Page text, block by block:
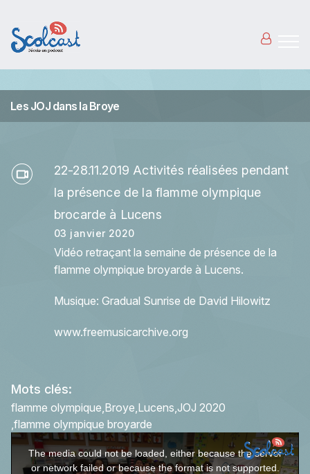
Les JOJ dans la Broye
22-28.11.2019 Activités réalisées pendant
la présence de la flamme olympique
brocarde à Lucens
03 janvier 2020
Vidéo retraçant la semaine de présence de la
flamme olympique broyarde à Lucens.
Musique: Gradual Sunrise de David Hilowitz
www.freemusicarchive.org
Mots clés:
flamme olympique Broye Lucens JOJ 2020
flamme olympique broyarde
This
The media could not be loaded, either because the server
or network failed or because the format is not supported.